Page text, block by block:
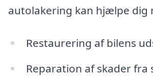
autolakering kan hjælpe dig
Restaurering af bilens
Reparation af skader fra